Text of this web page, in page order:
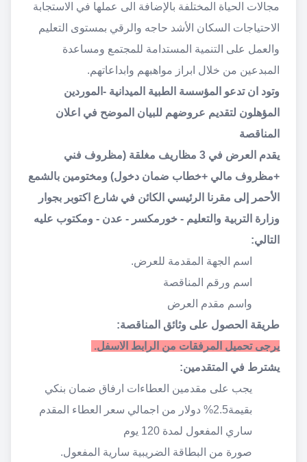
مجالات الحياة المختلفة بالإضافة الى عملها في الاستجابة
الاحتياجات السكان الأشد حاجه والرقي بمستوى التعليم
والعمل على التنمية المستدامة للمجتمع ومساعدة
المبدعين من خلال ابراز مواهبهم وابداعاتهم.
وتود ان تدعو المؤسسة الطبية الميدانية -الموردين
المؤهلون لتقديم عروضهم للبيان الموضح في اعلان
المناقصة
يقدم العرض في 3 مظاريف مغلقة (مظروف فني
+مظروف مالي +خطاب ضمان دخول) ومختومين بالشمع
الأحمر إلى مقرنا الرئيسي الكائن في شارع اكتوبر بجوار
وزارة التربية والتعليم - خورمكسر - عدن - ومكتوب عليه
التالي:
اسم الجهة المقدمة للعرض.
اسم ورقم المناقصة
واسم مقدم العرض
طريقة الحصول على وثائق المناقصة:
يرجى تحميل المرفقات من الرابط الاسفل.
يشترط في المتقدمين:
يجب على مقدمين العطاءات ارفاق ضمان بنكي
بقيمة2.5% دولار من اجمالي سعر العطاء المقدم
ساري المفعول لمدة 120 يوم
صورة من البطاقة الضريبية سارية المفعول.